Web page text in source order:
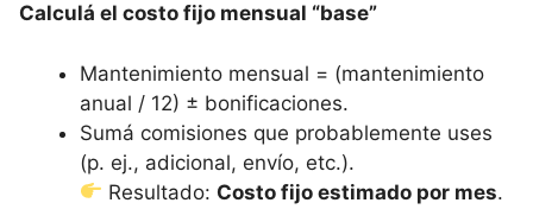
Calculá el costo fijo mensual “base”
Mantenimiento mensual = (mantenimiento
anual / 12) ± bonificaciones.
Sumá comisiones que probablemente uses
(p. ej., adicional, envío, etc.).
Resultado: Costo fijo estimado por mes.